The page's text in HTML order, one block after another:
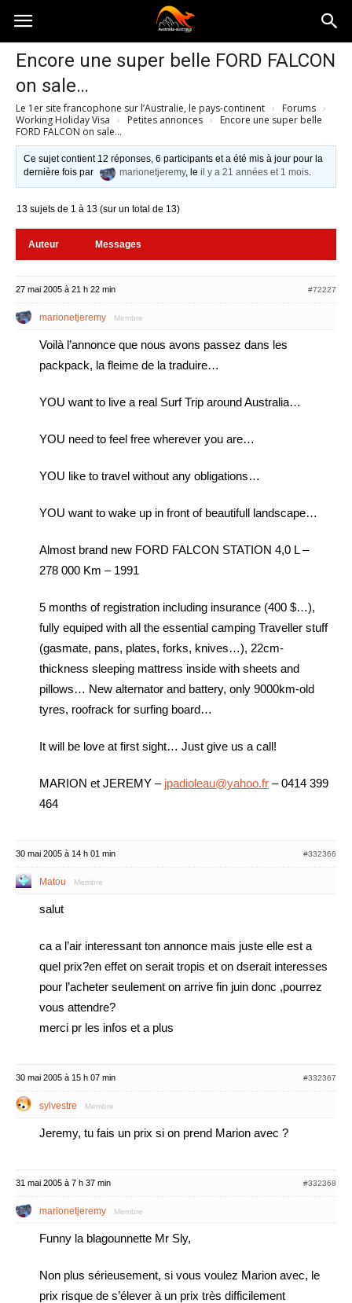
Australia-
australie.com
Encore une super belle FORD FALCON
on sale…
Le 1er site francophone sur l’Australie, le pays-continent › Forums ›
Working Holiday Visa › Petites annonces ›
Encore une super belle
FORD FALCON on sale…
Ce sujet contient 12 réponses, 6 participants et a été mis à jour pour la
dernière fois par
marionetjeremy, leil y a 21 années et 1 mois.
13 sujets de 1 à 13 (sur un total de 13)
Auteur Messages
27 mai 2005 à 21 h 22 min #72227
marionetjeremy Membre
Voilà l’annonce que nous avons passez dans les
packpack, la fleime de la traduire…
YOU want to live a real Surf Trip around Australia…
YOU need to feel free wherever you are…
YOU like to travel without any obligations…
YOU want to wake up in front of beautifull landscape…
Almost brand new FORD FALCON STATION 4,0 L –
278 000 Km – 1991
5 months of registration including insurance (400 $…),
fully equiped with all the essential camping Traveller stuff
(gasmate, pans, plates, forks, knives…), 22cm-
thickness sleeping mattress inside with sheets and
pillows… New alternator and battery, only 9000km-old
tyres, roofrack for surfing board…
It will be love at first sight… Just give us a call!
MARION et JEREMY – jpadioleau@yahoo.fr – 0414 399
464
30 mai 2005 à 14 h 01 min #332366
Matou Membre
salut
ca a l’air interessant ton annonce mais juste elle est a
quel prix?en effet on serait tropis et on dserait interesses
pour l’acheter seulement on arrive fin juin donc ,pourrez
vous attendre?
merci pr les infos et a plus
30 mai 2005 à 15 h 07 min #332367
sylvestre Membre
Jeremy, tu fais un prix si on prend Marion avec ?
31 mai 2005 à 7 h 37 min #332368
marionetjeremy Membre
Funny la blagounnette Mr Sly,
Non plus sérieusement, si vous voulez Marion avec, le
prix risque de s’élever à un prix très difficilement